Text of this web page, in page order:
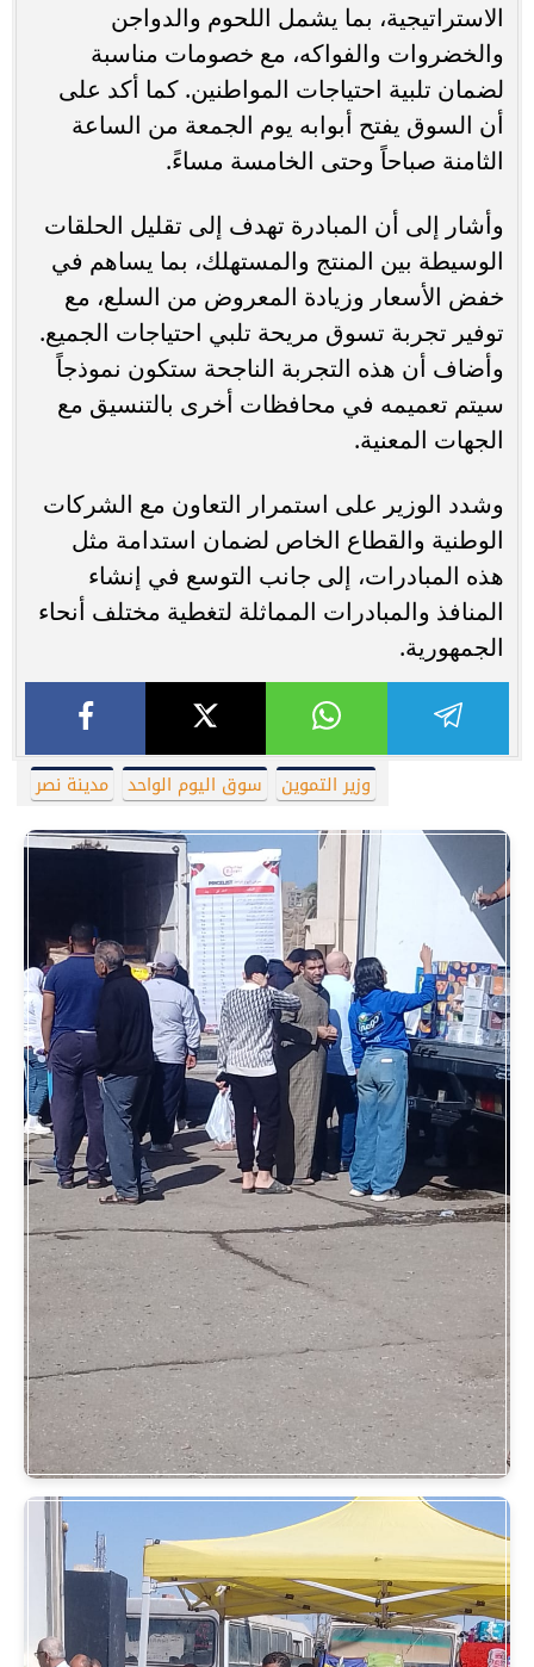
الاستراتيجية، بما يشمل اللحوم والدواجن
والخضروات والفواكه، مع خصومات مناسبة
لضمان تلبية احتياجات المواطنين. كما أكد على
أن السوق يفتح أبوابه يوم الجمعة من الساعة
الثامنة صباحاً وحتى الخامسة مساءً.
وأشار إلى أن المبادرة تهدف إلى تقليل الحلقات
الوسيطة بين المنتج والمستهلك، بما يساهم في
خفض الأسعار وزيادة المعروض من السلع، مع
توفير تجربة تسوق مريحة تلبي احتياجات الجميع.
وأضاف أن هذه التجربة الناجحة ستكون نموذجاً
سيتم تعميمه في محافظات أخرى بالتنسيق مع
الجهات المعنية.
وشدد الوزير على استمرار التعاون مع الشركات
الوطنية والقطاع الخاص لضمان استدامة مثل
هذه المبادرات، إلى جانب التوسع في إنشاء
المنافذ والمبادرات المماثلة لتغطية مختلف أنحاء
الجمهورية.
وزير التموين سوق اليوم الواحد مدينة نصر